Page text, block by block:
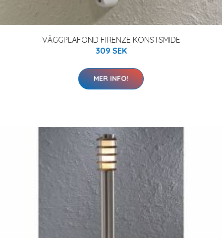
VÄGGPLAFOND FIRENZE KONSTSMIDE
309 SEK
MER INFO!